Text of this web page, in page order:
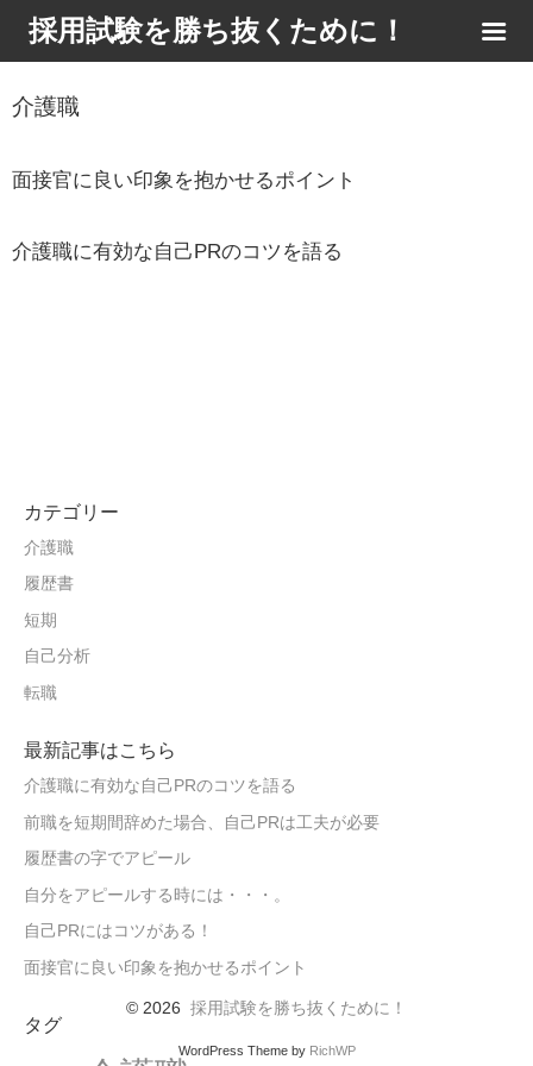
採用試験を勝ち抜くために！
介護職
面接官に良い印象を抱かせるポイント
介護職に有効な自己PRのコツを語る
カテゴリー
介護職
履歴書
短期
自己分析
転職
最新記事はこちら
介護職に有効な自己PRのコツを語る
前職を短期間辞めた場合、自己PRは工夫が必要
履歴書の字でアピール
自分をアピールする時には・・・。
自己PRにはコツがある！
面接官に良い印象を抱かせるポイント
タグ
© 2026 採用試験を勝ち抜くために！
WordPress Theme by RichWP